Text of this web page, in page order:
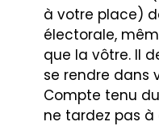
à votre place)
électorale,
que la vôtre. Il
se rendre dans
Compte tenu
ne tardez pas